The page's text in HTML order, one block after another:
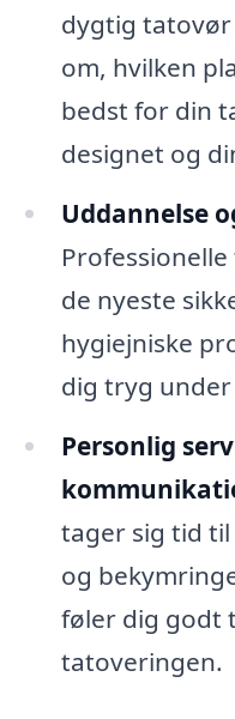
dygtig tatovør
om, hvilken
bedst for din
designet og
Uddannelse
de nyeste
hygiejniske
dig tryg under
Personlig
tager sig tid
og
føler dig godt
tatoveringen.